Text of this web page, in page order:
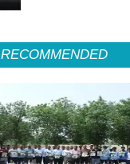
RECOMMENDED